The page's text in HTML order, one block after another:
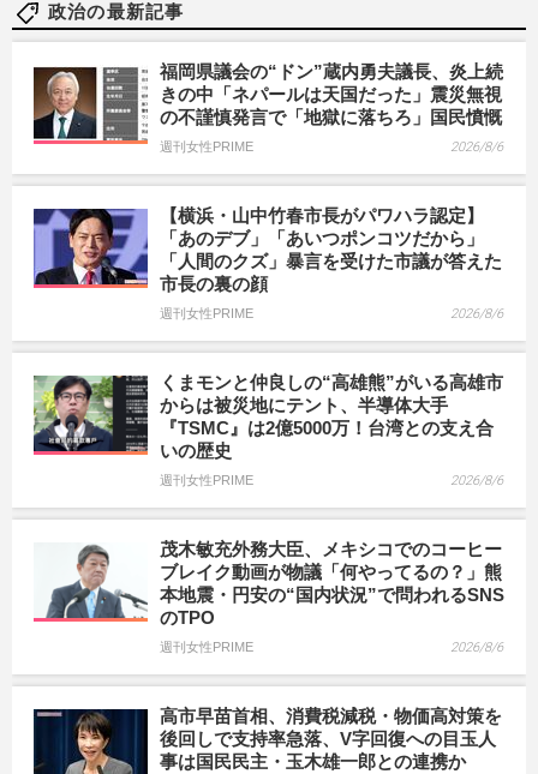
政治の最新記事
福岡県議会の“ドン”蔵内勇夫議長、炎上続
きの中「ネパールは天国だった」震災無視
の不謹慎発言で「地獄に落ちろ」国民憤慨
週刊女性PRIME 2026/8/6
【横浜・山中竹春市長がパワハラ認定】
「あのデブ」「あいつポンコツだから」
「人間のクズ」暴言を受けた市議が答えた
市長の裏の顔
週刊女性PRIME 2026/8/6
くまモンと仲良しの“高雄熊”がいる高雄市
からは被災地にテント、半導体大手
『TSMC』は2億5000万！台湾との支え合
いの歴史
週刊女性PRIME 2026/8/6
茂木敏充外務大臣、メキシコでのコーヒー
ブレイク動画が物議「何やってるの？」熊
本地震・円安の“国内状況”で問われるSNS
のTPO
週刊女性PRIME 2026/8/6
高市早苗首相、消費税減税・物価高対策を
後回しで支持率急落、V字回復への目玉人
事は国民民主・玉木雄一郎との連携か